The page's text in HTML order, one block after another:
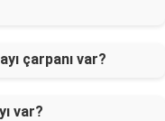
çarpanı var?
var?